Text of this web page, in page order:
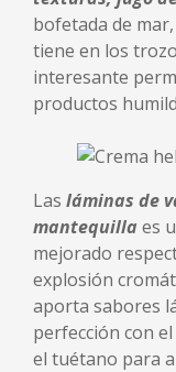
bofetada de
tiene en los
interesante
productos
Las láminas de
mantequilla es
mejorado
explosión
aporta sabores
perfección con
el tuétano para